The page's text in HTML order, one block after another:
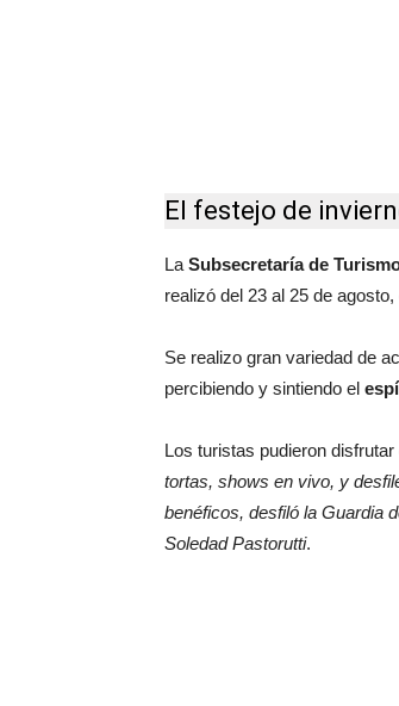
El festejo de
La Subsecretaría de
realizó del 23 al 25 de agosto,
Se realizo gran variedad de
percibiendo y sintiendo el
Los turistas pudieron
tortas, shows en vivo, y
benéficos, desfiló la Guardia
Soledad Pastorutti.